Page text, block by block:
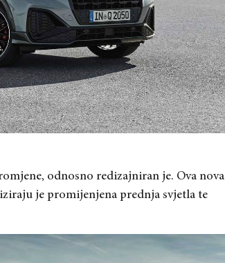
odnosno redizajniran je. Ova nova
je promijenjena prednja svjetla te